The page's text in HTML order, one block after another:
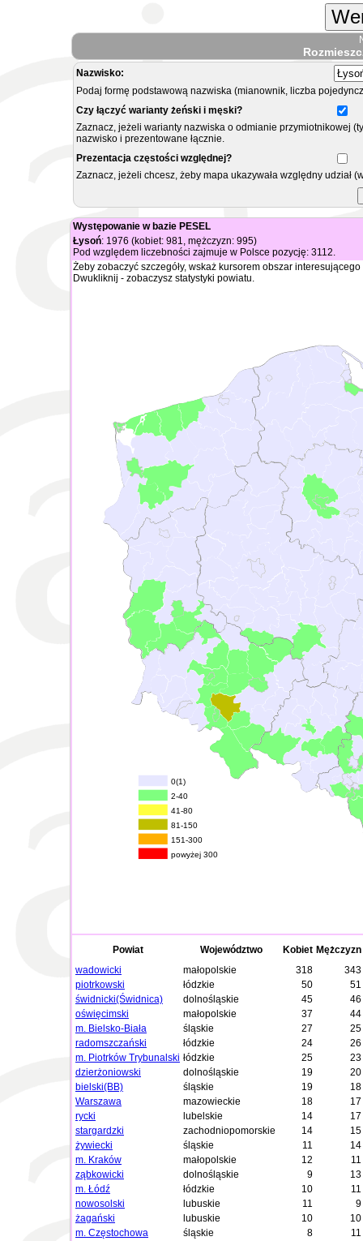
Nazwisko:
Podaj formę podstawową nazwiska (mianownik, liczba
Czy łączyć warianty żeński i męski?
Zaznacz, jeżeli warianty nazwiska o odmianie przymiotnikowej
nazwisko i prezentowane łącznie.
Prezentacja częstości względnej?
Zaznacz, jeżeli chcesz, żeby mapa ukazywała względny
Występowanie w bazie PESEL
Łysoń: 1976 (kobiet: 981, mężczyzn: 995)
Pod względem liczebności zajmuje w Polsce pozycję: 3112.
Żeby zobaczyć szczegóły, wskaż kursorem obszar
Dwukliknij - zobaczysz statystyki powiatu.
0(1)
2-40
41-80
81-150
151-300
powyżej 300
Powiat Województwo Kobiet Mężczyzn
wadowicki
małopolskie 318
343
piotrkowski
łódzkie 50
51
świdnicki(Świdnica)
dolnośląskie 45
46
oświęcimski
małopolskie 37
44
m. Bielsko-Biała
śląskie 27
25
radomszczański
łódzkie 24
26
m. Piotrków Trybunalski łódzkie 25
23
dzierżoniowski
dolnośląskie 19
20
bielski(BB)
śląskie 19
18
Warszawa
mazowieckie 18
17
rycki
lubelskie 14
17
stargardzki
zachodniopomorskie 14
15
żywiecki
śląskie 11
14
m. Kraków
małopolskie 12
11
ząbkowicki
dolnośląskie 9
13
m. Łódź
łódzkie 10
11
nowosolski
lubuskie 11
9
żagański
lubuskie 10
10
m. Częstochowa
śląskie 8
11